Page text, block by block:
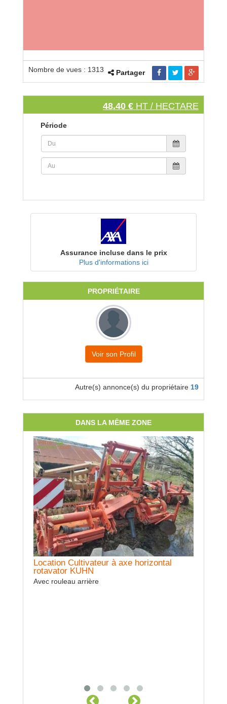
Nombre de vues : 1313 Partager
48.40 € HT / HECTARE
Période
Assurance incluse dans le prix
Plus d'informations ici
PROPRIÉTAIRE
Voir son Profil
Autre(s) annonce(s) du propriétaire 19
DANS LA MÊME ZONE
Location Cultivateur à axe horizontal
rotavator KUHN
Avec rouleau arrière